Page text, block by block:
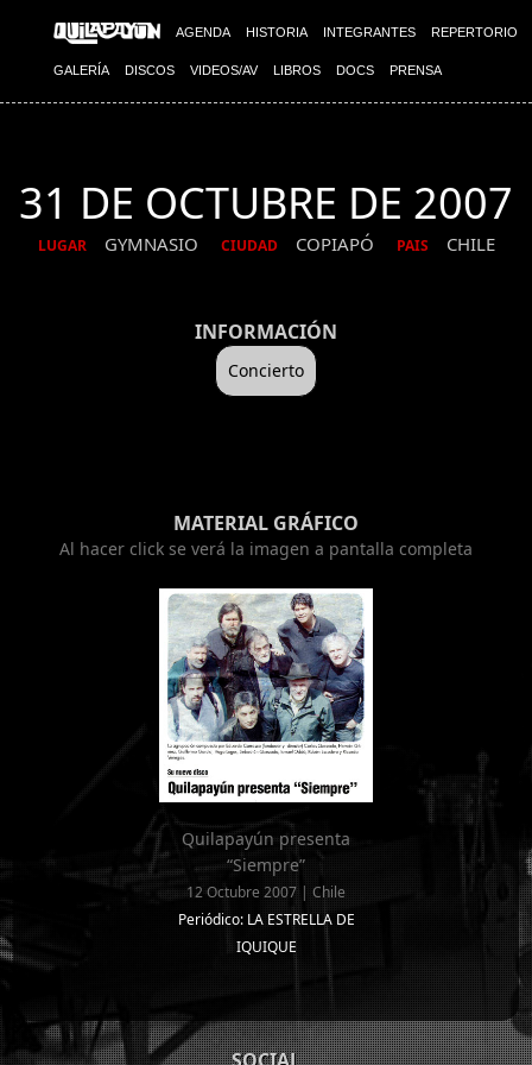
AGENDA HISTORIA INTEGRANTES REPERTORIO
GALERÍA DISCOS VIDEOS/AV LIBROS DOCS PRENSA
31 DE OCTUBRE DE 2007
LUGAR GYMNASIO CIUDAD COPIAPÓ PAIS CHILE
INFORMACIÓN
Concierto
MATERIAL GRÁFICO
Al hacer click se verá la imagen a pantalla completa
Quilapayún presenta
“Siempre”
12 Octubre 2007 | Chile
Periódico: LA ESTRELLA DE
IQUIQUE